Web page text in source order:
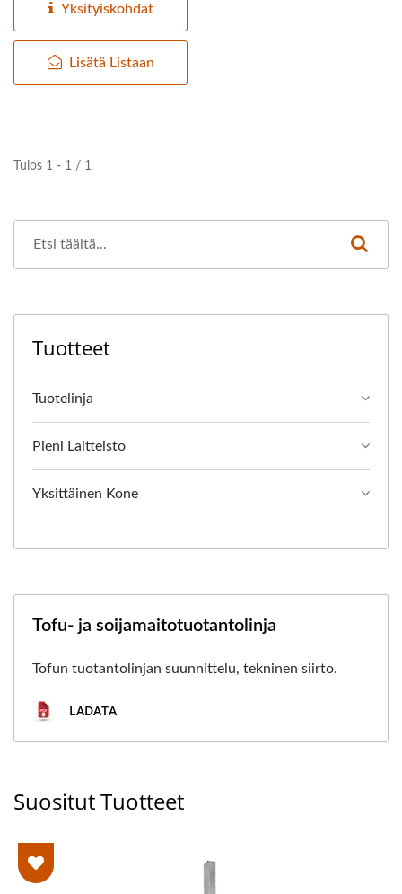
Yksityiskohdat
Lisätä Listaan
Tulos 1 - 1 / 1
Tuotteet
Tuotelinja
Pieni Laitteisto
Yksittäinen Kone
Tofu- ja soijamaitotuotantolinja
Tofun tuotantolinjan suunnittelu, tekninen siirto.
LADATA
Suositut Tuotteet